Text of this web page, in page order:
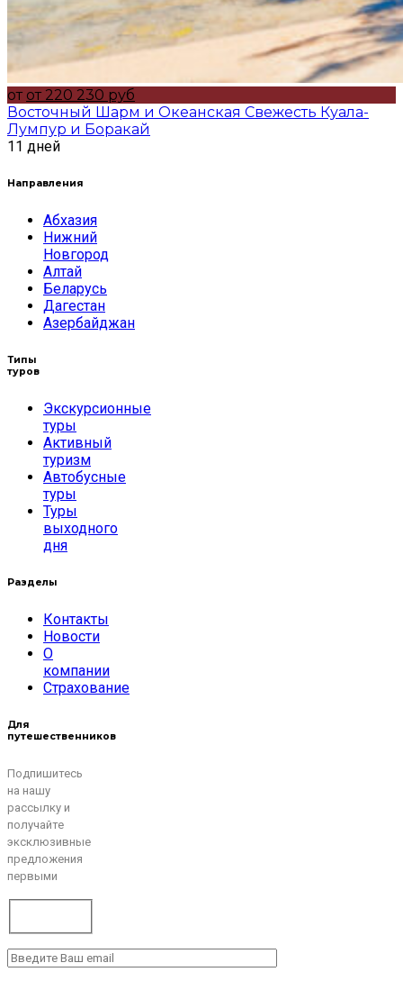
от от 220 230 руб
Восточный Шарм и Океанская Свежесть Куала-
Лумпур и Боракай
11 дней
Направления
Абхазия
Нижний
Новгород
Алтай
Беларусь
Дагестан
Азербайджан
Типы
туров
Экскурсионные
туры
Активный
туризм
Автобусные
туры
Туры
выходного
дня
Разделы
Контакты
Новости
О
компании
Страхование
Для
путешественников
Подпишитесь
на нашу
рассылку и
получайте
эксклюзивные
предложения
первыми